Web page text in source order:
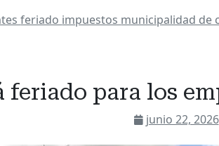
feriado impuestos municipalidad de
feriado para los
junio 22, 2026